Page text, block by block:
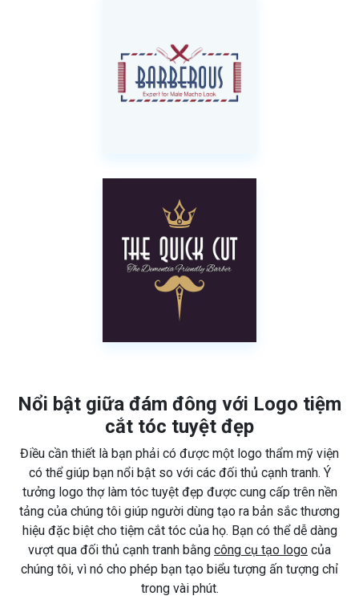
Nổi bật giữa đám đông với Logo tiệm
cắt tóc tuyệt đẹp
Điều cần thiết là bạn phải có được một logo thẩm mỹ viện
có thể giúp bạn nổi bật so với các đối thủ cạnh tranh. Ý
tưởng logo thợ làm tóc tuyệt đẹp được cung cấp trên nền
tảng của chúng tôi giúp người dùng tạo ra bản sắc thương
hiệu đặc biệt cho tiệm cắt tóc của họ. Bạn có thể dễ dàng
vượt qua đối thủ cạnh tranh bằng công cụ tạo logo của
chúng tôi, vì nó cho phép bạn tạo biểu tượng ấn tượng chỉ
trong vài phút.